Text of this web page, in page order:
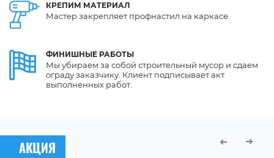
КРЕПИМ МАТЕРИАЛ
ФИНИШНЫЕ РАБОТЫ
Мастер закрепляет профнастил на каркасе.
Мы убираем за собой строительный мусор и сдаем
ограду заказчику. Клиент подписывает акт
выполненных работ.
АКЦИЯ